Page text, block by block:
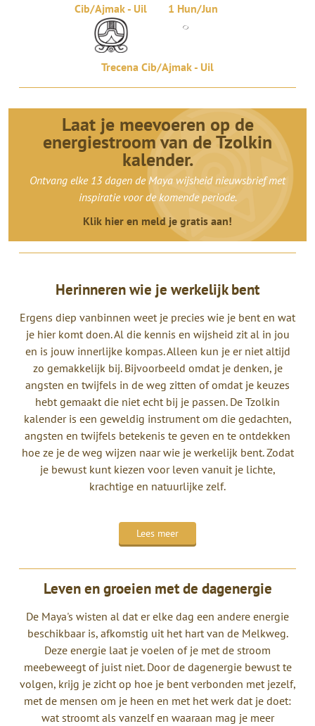
Cib/Ajmak - Uil
1 Hun/Jun
Trecena Cib/Ajmak - Uil
Laat je meevoeren op de
energiestroom van de Tzolkin
kalender.
Ontvang elke 13 dagen de Maya wijsheid nieuwsbrief met
inspiratie voor de komende periode.
Klik hier en meld je gratis aan!
Herinneren wie je werkelijk bent
Ergens diep vanbinnen weet je precies wie je bent en wat
je hier komt doen. Al die kennis en wijsheid zit al in jou
en is jouw innerlijke kompas. Alleen kun je er niet altijd
zo gemakkelijk bij. Bijvoorbeeld omdat je denken, je
angsten en twijfels in de weg zitten of omdat je keuzes
hebt gemaakt die niet echt bij je passen. De Tzolkin
kalender is een geweldig instrument om die gedachten,
angsten en twijfels betekenis te geven en te ontdekken
hoe ze je de weg wijzen naar wie je werkelijk bent. Zodat
je bewust kunt kiezen voor leven vanuit je lichte,
krachtige en natuurlijke zelf.
Lees meer
Leven en groeien met de dagenergie
De Maya's wisten al dat er elke dag een andere energie
beschikbaar is, afkomstig uit het hart van de Melkweg.
Deze energie laat je voelen of je met de stroom
meebeweegt of juist niet. Door de dagenergie bewust te
volgen, krijg je zicht op hoe je bent verbonden met jezelf,
met de mensen om je heen en met het werk dat je doet:
wat stroomt als vanzelf en waaraan mag je meer